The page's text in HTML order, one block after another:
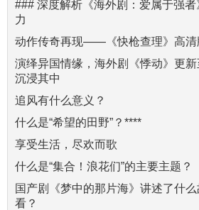
### 深度解析《海外剧：爱属于强
力
动作传奇再现——《快枪查理》高清
演绎异国情缘，海外剧《悸动》更
沉浸其中
追风有什么意义？
什么是“希望的田野”？****
享受生活，尽欢而歌
什么是“集合！浪花们”的主要主题？
国产剧《梦中的那片海》讲述了什
看？